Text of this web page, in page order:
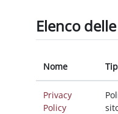
Elenco
Nome
Privacy
Policy